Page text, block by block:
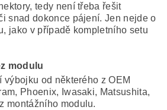
tedy není třeba řešit
snad dokonce pájení. Jen nejde o
jako v případě kompletního setu
modulu
od některého z OEM
Phoenix, Iwasaki, Matsushita,
montážního modulu.